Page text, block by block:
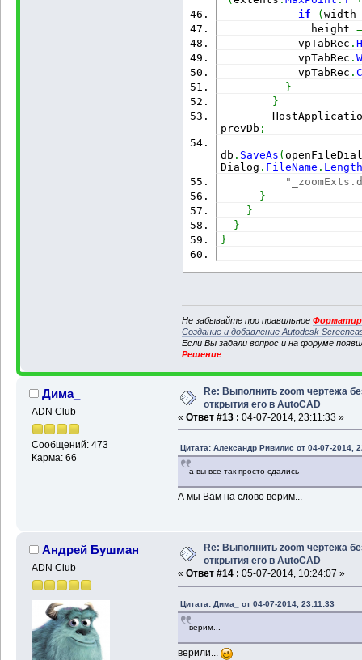
if
(
height
vpTabRec .
vpTabRec .
vpTabRec .
}
}
prevDb ;
db . SaveAs (
Dialog . FileName .
}
}
}
}
Не забывайте про правильное
Создание и добавление Autodesk
Если Вы задали вопрос и на форуме
Решение
Дима_
ADN Club
Сообщений: 473
Карма: 66
Re: Выполнить zoom чертежа
открытия его в AutoCAD
« Ответ #13 : 04-07-2014, 23:11:33 »
Цитата: Александр Ривилис от 04-07-2014,
а вы все так просто сдались
А мы Вам на слово верим...
Андрей Бушман
ADN Club
Re: Выполнить zoom чертежа
открытия его в AutoCAD
« Ответ #14 : 05-07-2014, 10:24:07 »
Цитата: Дима_ от 04-07-2014, 23:11:33
верим...
верили...